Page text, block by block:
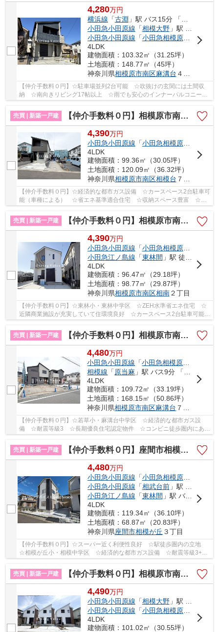
4,280万円
横浜線 「古淵 」駅 バス15分 「工業団地入口（相模原市）」 停歩5分
小田急小田原線 「相模大野」駅 バス21分 「工業団地入口」 停歩2分
小田急小田原線 「小田急相模原」駅 バス
4LDK
建物面積：103.32㎡（31.25坪）
土地面積：148.77㎡（45坪）
神奈川県相模原市南区麻溝台 ４丁目
【仲介手数料０円】☆駐車場並列2台可能 ☆吹抜けの玄関には土間収
納 ☆南向きリビング17帖以上 ☆雨でも安心のインナーバルコニー
☆双葉小・麻溝台中学区 ☆経済的な都市ガス設備♪ 【...
売買 | 新築一戸建
【仲介手数料０円】相模原市南区相模台7丁目Ⅱ期 新築一戸建て
4,390万円
小田急小田原線 「小田急相模原」駅 バス
4LDK
建物面積：99.36㎡（30.05坪）
土地面積：120.09㎡（36.32坪）
神奈川県相模原市南区相模台 ７丁目
【仲介手数料０円】☆経済的な都市ガス設備 ☆カースペース2台駐車可
能（車種による） ☆省エネ基準適合住宅 ☆収納スペース豊富 ☆ス
ーパー近く買い物便利 ☆閑静な住宅街♪ 【相模原市...
売買 | 新築一戸建
【仲介手数料０円】相模原市南区相南2丁目1期 新築一戸建て
4,390万円
小田急小田原線 「小田急相模原」駅 徒歩
小田急江ノ島線 「東林間 」駅 徒歩18分
4LDK
建物面積：96.47㎡（29.18坪）
土地面積：98.77㎡（29.87坪）
神奈川県相模原市南区相南２丁目
【仲介手数料０円】☆東林小・東林中学区 ☆ZEH水準省エネ住宅 ☆
近隣商業施設が充実していて住環境良好 ☆カースペース2台駐車可能
売買 | 新築一戸建
【仲介手数料０円】相模原市南区麻溝台3期 新築一戸建て 全3棟
4,480万円
小田急小田原線 「小田急相模原」駅 バス9
相模線 「原当麻 」駅 バス9分 「友愛病院前」 停歩18分
4LDK
建物面積：109.72㎡（33.19坪）
土地面積：168.15㎡（50.86坪）
神奈川県相模原市南区麻溝台 ７丁目
【仲介手数料０円】☆若草小・麻溝台中学区 ☆経済的な都市ガス設
備 ☆耐震等級3 ☆長期優良住宅認定物件 ☆コンビニ徒歩圏内にあ
売買 | 新築一戸建
【仲介手数料０円】座間市相模が丘3丁目 新築一戸建て
4,480万円
小田急小田原線 「小田急相模原」駅 徒歩
小田急小田原線 「相武台前」駅 徒歩24分
小田急江ノ島線 「東林間 」駅 バス4分 「相模台」 停歩5分
4LDK
建物面積：119.34㎡（36.10坪）
土地面積：68.87㎡（20.83坪）
神奈川県座間市相模が丘 ３丁目
【仲介手数料０円】☆スーパー近く利便性良好 ☆駅徒歩圏内の立地
☆相模が丘小・相模中学区 ☆経済的な都市ガス設備 ☆耐震等級3+制
売買 | 新築一戸建
【仲介手数料０円】相模原市南区若松6丁目 新築一戸建て 全3棟
4,490万円
小田急小田原線 「相模大野」駅 徒歩23分
小田急小田原線 「小田急相模原」駅 バス9
4LDK
建物面積：101.02㎡（30.55坪）